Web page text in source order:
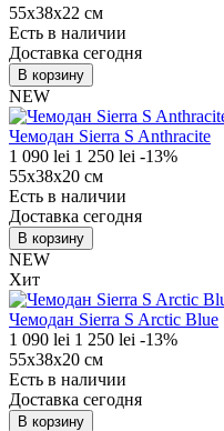
55х38х22 см
Есть в наличии
Доставка сегодня
В корзину
NEW
Чемодан Sierra S Anthracite
1 090 lei 1 250 lei -13%
55х38х20 см
Есть в наличии
Доставка сегодня
В корзину
NEW
Хит
Чемодан Sierra S Arctic Blue
1 090 lei 1 250 lei -13%
55х38х20 см
Есть в наличии
Доставка сегодня
В корзину